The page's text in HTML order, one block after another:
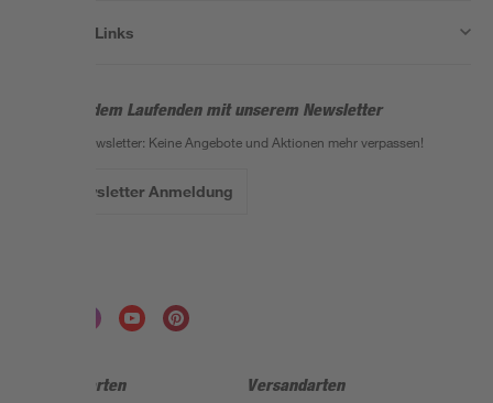
Nützliche Links
Bleib auf dem Laufenden mit unserem Newsletter
Der toom Newsletter: Keine Angebote und Aktionen mehr verpassen!
Zur Newsletter Anmeldung
Zahlungsarten Versandarten